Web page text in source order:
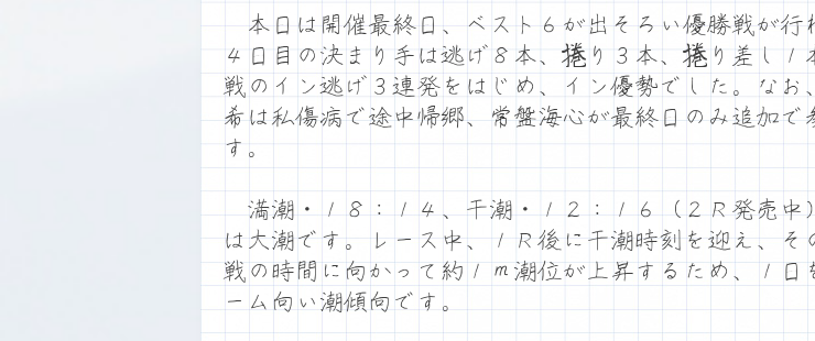
本日は開催最終日、ベスト６が出そろい優勝戦が行
４日目の決まり手は逃げ８本、捲り３本、捲り差し１
戦のイン逃げ３連発をはじめ、イン優勢でした。なお
希は私傷病で途中帰郷、常盤海心が最終日のみ追加で
す。
満潮・１８：１４、干潮・１２：１６（２Ｒ発売中
は大潮です。レース中、１Ｒ後に干潮時刻を迎え、そ
戦の時間に向かって約１ｍ潮位が上昇するため、１日
ーム向い潮傾向です。